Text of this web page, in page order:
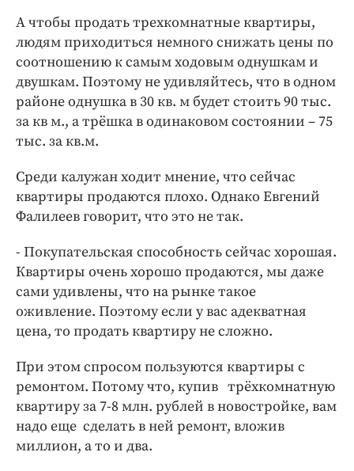
А чтобы продать трехкомнатные квартиры,
людям приходиться немного снижать цены по
соотношению к самым ходовым однушкам и
двушкам. Поэтому не удивляйтесь, что в одном
районе однушка в 30 кв. м будет стоить 90 тыс.
за кв м., а трёшка в одинаковом состоянии – 75
тыс. за кв.м.
Среди калужан ходит мнение, что сейчас
квартиры продаются плохо. Однако Евгений
Фалилеев говорит, что это не так.
- Покупательская способность сейчас хорошая.
Квартиры очень хорошо продаются, мы даже
сами удивлены, что на рынке такое
оживление. Поэтому если у вас адекватная
цена, то продать квартиру не сложно.
При этом спросом пользуются квартиры с
ремонтом. Потому что, купив трёхкомнатную
квартиру за 7-8 млн. рублей в новостройке, вам
надо еще сделать в ней ремонт, вложив
миллион, а то и два.